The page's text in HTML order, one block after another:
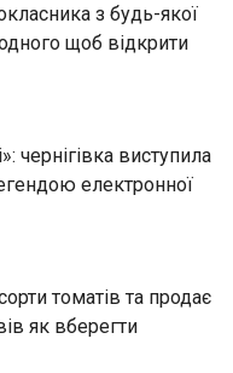
з будь-якої
щоб відкрити
чернігівка виступила
електронної
томатів та продає
як вберегти